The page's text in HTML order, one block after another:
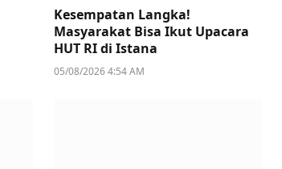
Kesempatan Langka!
Masyarakat Bisa Ikut Upacara
HUT RI di Istana
05/08/2026 4:54 AM